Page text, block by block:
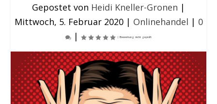
Gepostet von Heidi Kneller-Gronen |
Mittwoch, 5. Februar 2020| Onlinehandel | 0
|